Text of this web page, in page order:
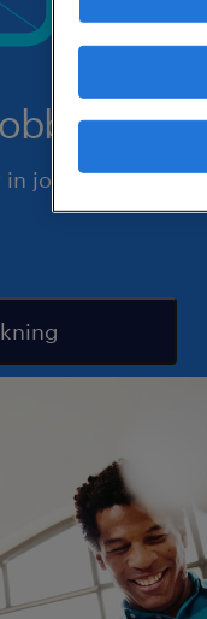
in jobb som